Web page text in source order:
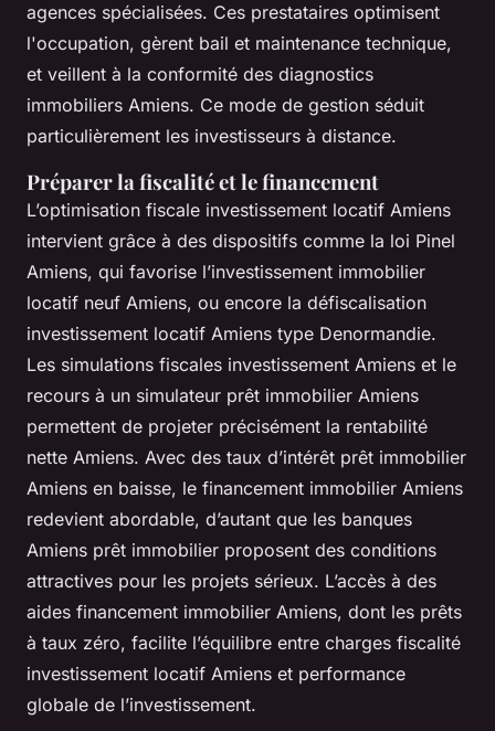
agences spécialisées. Ces prestataires optimisent
l'occupation, gèrent bail et maintenance technique,
et veillent à la conformité des diagnostics
immobiliers Amiens. Ce mode de gestion séduit
particulièrement les investisseurs à distance.
Préparer la fiscalité et le financement
L’optimisation fiscale investissement locatif Amiens
intervient grâce à des dispositifs comme la loi Pinel
Amiens, qui favorise l’investissement immobilier
locatif neuf Amiens, ou encore la défiscalisation
investissement locatif Amiens type Denormandie.
Les simulations fiscales investissement Amiens et le
recours à un simulateur prêt immobilier Amiens
permettent de projeter précisément la rentabilité
nette Amiens. Avec des taux d’intérêt prêt immobilier
Amiens en baisse, le financement immobilier Amiens
redevient abordable, d’autant que les banques
Amiens prêt immobilier proposent des conditions
attractives pour les projets sérieux. L’accès à des
aides financement immobilier Amiens, dont les prêts
à taux zéro, facilite l’équilibre entre charges fiscalité
investissement locatif Amiens et performance
globale de l’investissement.